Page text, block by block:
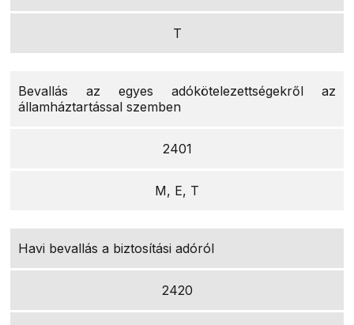
T
Bevallás az egyes adókötelezettségekről az
államháztartással szemben
2401
M, E, T
Havi bevallás a biztosítási adóról
2420